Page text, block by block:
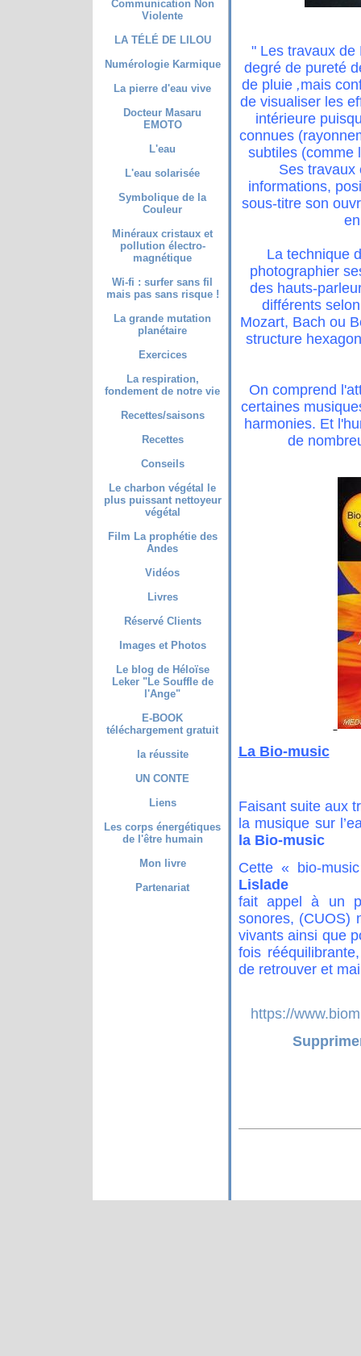
Communication Non
Violente
LA TÉLÉ DE LILOU
Numérologie Karmique
La pierre d'eau vive
Docteur Masaru
EMOTO
L'eau
L'eau solarisée
Symbolique de la
Couleur
Minéraux cristaux et
pollution électro-
magnétique
Wi-fi : surfer sans fil
mais pas sans risque !
La grande mutation
planétaire
Exercices
La respiration,
fondement de notre vie
Recettes/saisons
Recettes
Conseils
Le charbon végétal le
plus puissant nettoyeur
végétal
Film La prophétie des
Andes
Vidéos
Livres
Réservé Clients
Images et Photos
Le blog de Héloïse
Leker "Le Souffle de
l'Ange"
E-BOOK
téléchargement gratuit
la réussite
UN CONTE
Liens
Les corps énergétiques
de l'être humain
Mon livre
Partenariat
" Les travaux de
degré de pureté
de pluie ,mais
de visualiser les
intérieure
connues
subtiles (comme
Ses travaux
informations,
sous-titre son
La technique
photographier
des hauts-
différents
Mozart, Bach ou
structure
On comprend
certaines
harmonies. Et
de
La Bio-music
Faisant suite aux
la musique sur
la Bio-music
Cette « bio-
Lislade
fait appel à un
sonores, (CUOS)
vivants ainsi que
fois
de retrouver et
https://